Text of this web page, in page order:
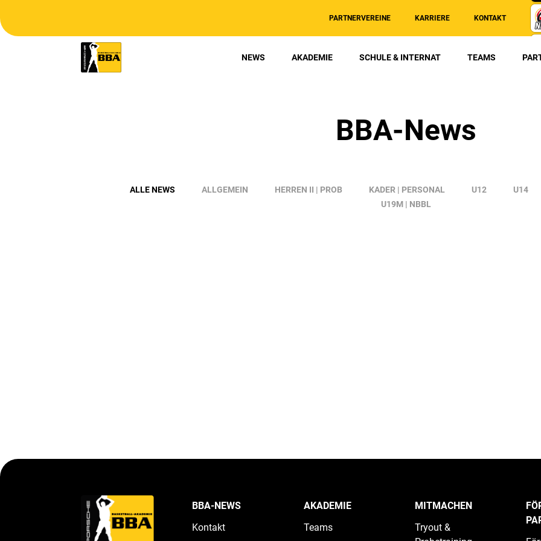
PARTNERVEREINE KARRIERE KONTAKT
NEWS AKADEMIE SCHULE & INTERNAT TEAMS
BBA-News
ALLE NEWS ALLGEMEIN HERREN II | PROB KADER | PERSONAL U12 U14
U19M | NBBL
BBA-NEWS
Kontakt
AKADEMIE
Teams
MITMACHEN
Tryout &